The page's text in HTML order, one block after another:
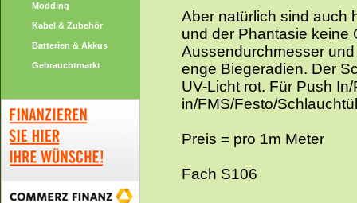
Modding
Kabel & Zubehör
Batterien & Akkus
Gebrauchtmarkt
Aber natürlich sind auch
und der Phantasie keine
Aussendurchmesser
enge Biegeradien. Der
UV-Licht rot. Für Push
in/FMS/Festo/
Preis = pro 1m Meter
Fach S106